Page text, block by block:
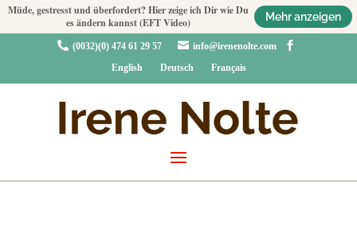
Müde, gestresst und überfordert? Hier zeige ich Dir wie Du
es ändern kannst (EFT Video)
Mehr anzeigen
 (0032)(0) 474 61 29 57  info@irenenolte.com

English
Deutsch Français